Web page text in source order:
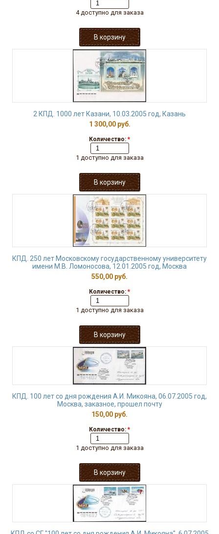
4 доступно для заказа
2 КПД. 1000 лет Казани, 10.03.2005 год, Казань
1 300,00 руб.
Количество: *
1 доступно для заказа
КПД. 250 лет Московскому государственному университету
имени М.В. Ломоносова, 12.01.2005 год, Москва
550,00 руб.
Количество: *
1 доступно для заказа
КПД. 100 лет со дня рождения А.И. Микояна, 06.07.2005 год,
Москва, заказное, прошел почту
150,00 руб.
Количество: *
1 доступно для заказа